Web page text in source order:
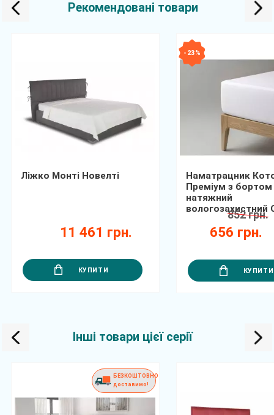
Рекомендовані товари
Ліжко Монті Новелті
11 461 грн.
КУПИТИ
- 23 %
Наматрацник
Преміум з бортом
натяжний
вологозахистний
656 грн.
852 грн.
КУПИТИ
Інші товари цієї серії
БЕЗКОШТОВНО
доставимо!